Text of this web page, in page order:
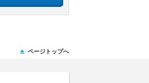
ページトップへ